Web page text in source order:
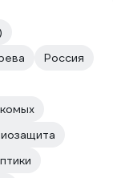
Россия